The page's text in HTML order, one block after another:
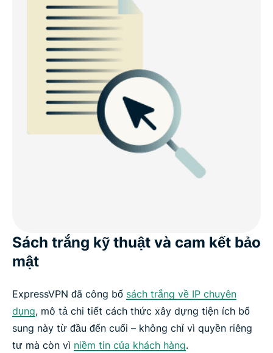
Sách trắng kỹ thuật và cam kết bảo
mật
ExpressVPN đã công bố sách trắng về IP chuyên
dụng, mô tả chi tiết cách thức xây dựng tiện ích bổ
sung này từ đầu đến cuối – không chỉ vì quyền riêng
tư mà còn vì niềm tin của khách hàng.